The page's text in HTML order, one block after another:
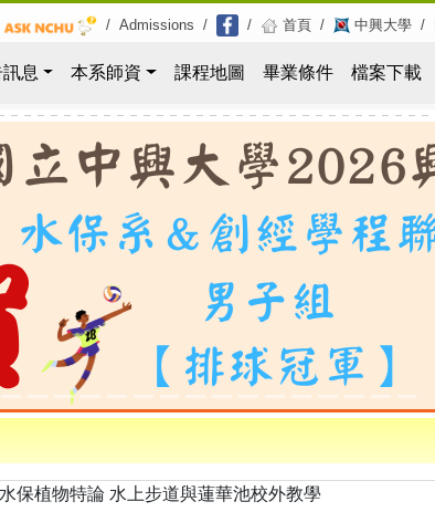
/ Admissions / / 首頁 / 中興大學 /
息 本系師資 課程地圖 畢業條件 檔案下載
保植物特論 水上步道與蓮華池校外教學